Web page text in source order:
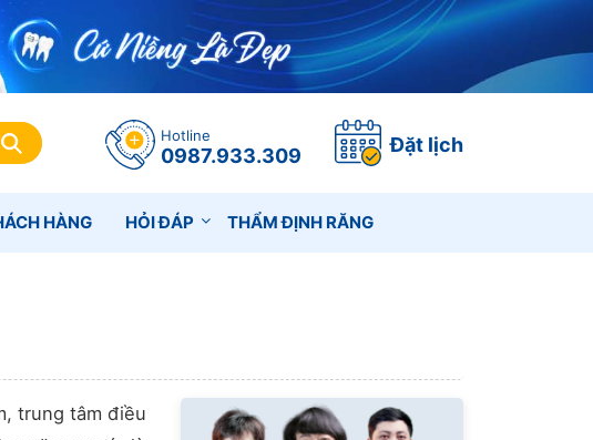
Hotline
0987.933.309 Đặt lịch
HÀNG HỎI ĐÁP THẨM ĐỊNH RĂNG
trung tâm điều